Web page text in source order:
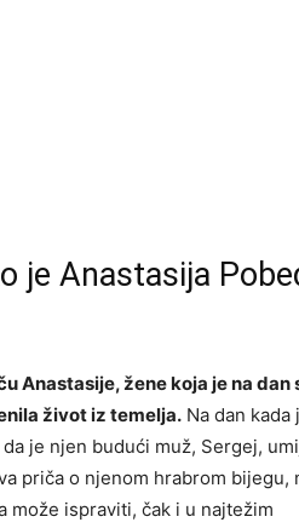
je Anastasija
Anastasije, žene koja je na dan
život iz temelja. Na dan kada
je njen budući muž, Sergej,
priča o njenom hrabrom bijegu,
može ispraviti, čak i u najtežim